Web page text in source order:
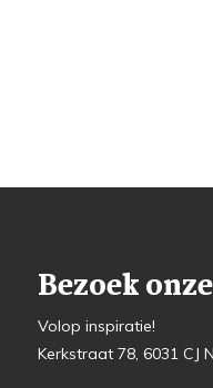
Bezoek
Volop inspiratie!
Kerkstraat 78, 6031 CJ